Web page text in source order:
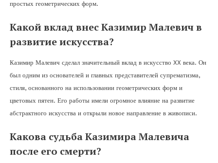
простых геометрических форм.
Какой вклад внес Казимир Малевич в
развитие искусства?
Казимир Малевич сделал значительный вклад в искусство XX века. Он
был одним из основателей и главных представителей супрематизма,
стиля, основанного на использовании геометрических форм и
цветовых пятен. Его работы имели огромное влияние на развитие
абстрактного искусства и открыли новое направление в живописи.
Какова судьба Казимира Малевича
после его смерти?